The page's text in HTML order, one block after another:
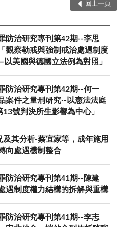
回上一頁
防治研究專刊第42期--李思
觀察勒戒與強制戒治處遇制度
美國與德國立法例為對照」
防治研究專刊第42期--何一
案件之量刑研究--以憲法法庭
號判決所生影響為中心」
及其分析-蔡宜家等，成年施用
向處遇機制整合
防治研究專刊第41期--陳建
遇制度權力結構的拆解與重構
防治研究專刊第41期--李志